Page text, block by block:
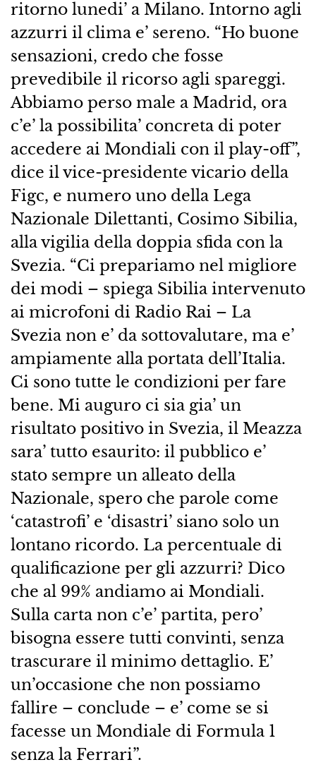
ritorno lunedi’ a Milano. Intorno agli
azzurri il clima e’ sereno. “Ho buone
sensazioni, credo che fosse
prevedibile il ricorso agli spareggi.
Abbiamo perso male a Madrid, ora
c’e’ la possibilita’ concreta di poter
accedere ai Mondiali con il play-off”,
dice il vice-presidente vicario della
Figc, e numero uno della Lega
Nazionale Dilettanti, Cosimo Sibilia,
alla vigilia della doppia sfida con la
Svezia. “Ci prepariamo nel migliore
dei modi – spiega Sibilia intervenuto
ai microfoni di Radio Rai – La
Svezia non e’ da sottovalutare, ma e’
ampiamente alla portata dell’Italia.
Ci sono tutte le condizioni per fare
bene. Mi auguro ci sia gia’ un
risultato positivo in Svezia, il Meazza
sara’ tutto esaurito: il pubblico e’
stato sempre un alleato della
Nazionale, spero che parole come
‘catastrofi’ e ‘disastri’ siano solo un
lontano ricordo. La percentuale di
qualificazione per gli azzurri? Dico
che al 99% andiamo ai Mondiali.
Sulla carta non c’e’ partita, pero’
bisogna essere tutti convinti, senza
trascurare il minimo dettaglio. E’
un’occasione che non possiamo
fallire – conclude – e’ come se si
facesse un Mondiale di Formula 1
senza la Ferrari”.